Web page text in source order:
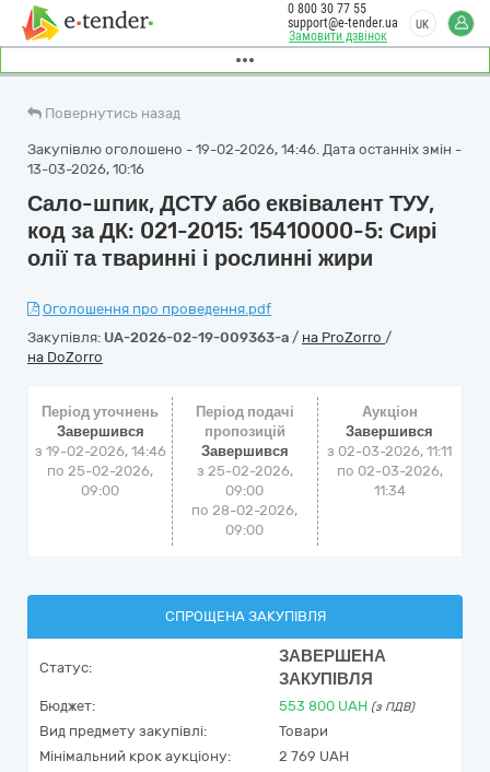
Замовити дзвінок
0 800 30 77 55
support@e-tender.ua
UK
Повернутись назад
Закупівлю оголошено - 19-02-2026, 14:46. Дата останніх змін -
13-03-2026, 10:16
Сало-шпик, ДСТУ або еквівалент ТУУ,
код за ДК: 021-2015: 15410000-5: Сирі
олії та тваринні і рослинні жири
Оголошення про проведення.pdf
Закупівля: UA-2026-02-19-009363-a / на ProZorro /
на DoZorro
Період уточнень
Завершився
з 19-02-2026, 14:46
по 25-02-2026,
09:00
Період подачі
пропозицій
Завершився
з 25-02-2026,
09:00
по 28-02-2026,
09:00
Аукціон
Завершився
з 02-03-2026, 11:11
по 02-03-2026,
11:34
СПРОЩЕНА ЗАКУПІВЛЯ
Статус:
ЗАВЕРШЕНА
ЗАКУПІВЛЯ
Бюджет: 553 800 UAH (з ПДВ)
Вид предмету закупівлі:
Товари
Мінімальний крок аукціону:
2 769 UAH